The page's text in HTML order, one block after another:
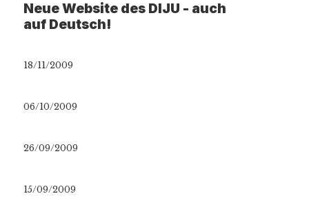
Neue Website des DIJU - auch
auf Deutsch!
18/11/2009
06/10/2009
26/09/2009
15/09/2009